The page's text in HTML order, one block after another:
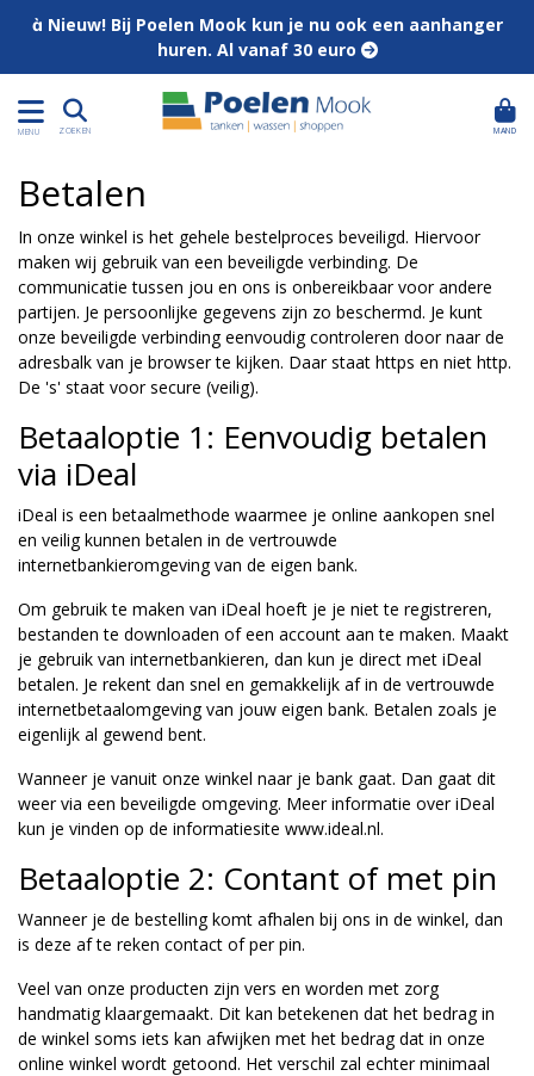
 Nieuw! Bij Poelen Mook kun je nu ook een aanhanger
huren. Al vanaf 30 euro 
MENU ZOEKEN MAND
Betalen
In onze winkel is het gehele bestelproces beveiligd. Hiervoor
maken wij gebruik van een beveiligde verbinding. De
communicatie tussen jou en ons is onbereikbaar voor andere
partijen. Je persoonlijke gegevens zijn zo beschermd. Je kunt
onze beveiligde verbinding eenvoudig controleren door naar de
adresbalk van je browser te kijken. Daar staat https en niet http.
De 's' staat voor secure (veilig).
Betaaloptie 1: Eenvoudig betalen
via iDeal
iDeal is een betaalmethode waarmee je online aankopen snel
en veilig kunnen betalen in de vertrouwde
internetbankieromgeving van de eigen bank.
Om gebruik te maken van iDeal hoeft je je niet te registreren,
bestanden te downloaden of een account aan te maken. Maakt
je gebruik van internetbankieren, dan kun je direct met iDeal
betalen. Je rekent dan snel en gemakkelijk af in de vertrouwde
internetbetaalomgeving van jouw eigen bank. Betalen zoals je
eigenlijk al gewend bent.
Wanneer je vanuit onze winkel naar je bank gaat. Dan gaat dit
weer via een beveiligde omgeving. Meer informatie over iDeal
kun je vinden op de informatiesite www.ideal.nl.
Betaaloptie 2: Contant of met pin
Wanneer je de bestelling komt afhalen bij ons in de winkel, dan
is deze af te reken contact of per pin.
Veel van onze producten zijn vers en worden met zorg
handmatig klaargemaakt. Dit kan betekenen dat het bedrag in
de winkel soms iets kan afwijken met het bedrag dat in onze
online winkel wordt getoond. Het verschil zal echter minimaal